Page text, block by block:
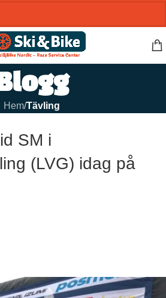
Hem/Tävling
SM i
(LVG) idag på